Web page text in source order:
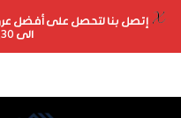
إتصل بنا لتحصل على أفضل
الى 30%
X